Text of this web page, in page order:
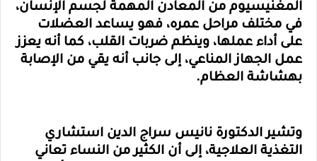
المغنيسيوم من المعادن المهمة لجسم الإنسان،
في مختلف مراحل عمره، فهو يساعد العضلات
على أداء عملها، وينظم ضربات القلب، كما أنه يعزز
عمل الجهاز المناعي، إلى جانب أنه يقي من الإصابة
بهشاشة العظام.
وتشير الدكتورة نانيس سراج الدين استشاري
التغذية العلاجية، إلى أن الكثير من النساء تعاني